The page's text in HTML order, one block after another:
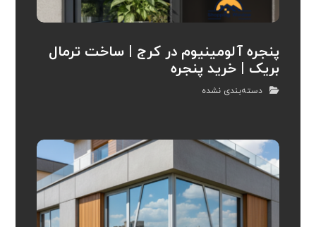
پنجره آلومینیوم در کرج | ساخت ترمال
بریک | خرید پنجره
دسته‌بندی نشده